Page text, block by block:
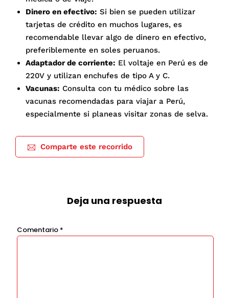
Dinero en efectivo: Si bien se pueden utilizar
tarjetas de crédito en muchos lugares, es
recomendable llevar algo de dinero en efectivo,
preferiblemente en soles peruanos.
Adaptador de corriente: El voltaje en Perú es de
220V y utilizan enchufes de tipo A y C.
Vacunas: Consulta con tu médico sobre las
vacunas recomendadas para viajar a Perú,
especialmente si planeas visitar zonas de selva.
Comparte este recorrido
Deja una respuesta
Comentario *